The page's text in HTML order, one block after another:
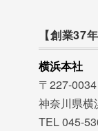
【創業37
横浜本社
〒227-0034
神奈川県横
TEL 045-